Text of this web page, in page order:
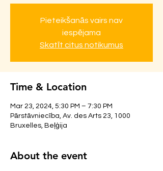
Pieteikšanās vairs nav
iespējama
Skatīt citus notikumus
Time & Location
Mar 23, 2024, 5:30 PM – 7:30 PM
Pārstāvniecība, Av. des Arts 23, 1000
Bruxelles, Beļģija
About the event